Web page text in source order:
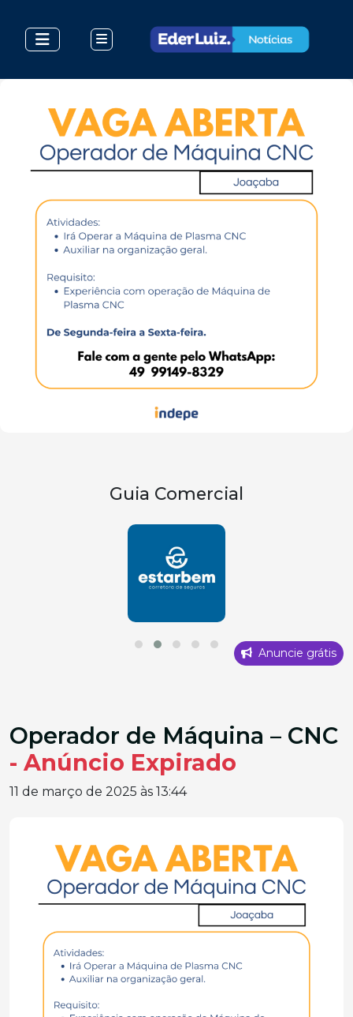
Guia Comercial
Anuncie grátis
Operador de Máquina – CNC
- Anúncio Expirado
11 de março de 2025 às 13:44